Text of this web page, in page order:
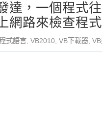
達，一個程式
網路來檢查程
式語言 VB2010 VB下載器